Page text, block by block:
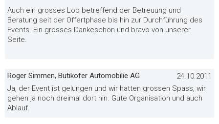
Auch ein grosses Lob betreffend der Betreuung und
Beratung seit der Offertphase bis hin zur Durchführung des
Events. Ein grosses Dankeschön und bravo von unserer
Seite.
Roger Simmen, Bütikofer Automobilie AG
24.10.2011
Ja, der Event ist gelungen und wir hatten grossen Spass, wir
gehen ja noch dreimal dort hin. Gute Organisation und auch
Ablauf.